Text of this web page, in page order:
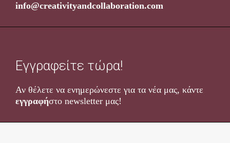
info@creativityandcollaboration.com
Εγγραφείτε τώρα!
Αν θέλετε να ενημερώνεστε για τα νέα μας, κάντε
εγγραφήστο newsletter μας!